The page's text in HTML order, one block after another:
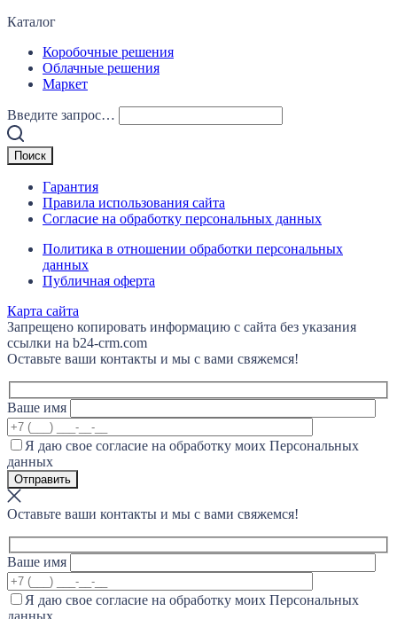
Каталог
Коробочные решения
Облачные решения
Маркет
Введите запрос…
Гарантия
Правила использования сайта
Согласие на обработку персональных данных
Политика в отношении обработки персональных
данных
Публичная оферта
Карта сайта
Запрещено копировать информацию с сайта без указания
ссылки на b24-crm.com
Оставьте ваши контакты и мы с вами свяжемся!
Ваше имя
Я даю свое согласие на обработку моих Персональных
данных
Оставьте ваши контакты и мы с вами свяжемся!
Ваше имя
Я даю свое согласие на обработку моих Персональных